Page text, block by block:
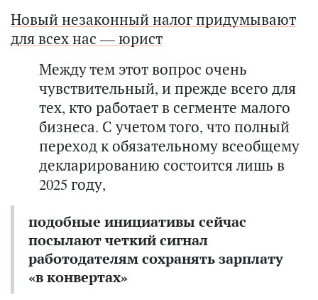
Новый незаконный налог придумывают
для всех нас — юрист
Между тем этот вопрос очень
чувствительный, и прежде всего для
тех, кто работает в сегменте малого
бизнеса. С учетом того, что полный
переход к обязательному всеобщему
декларированию состоится лишь в
2025 году,
подобные инициативы сейчас
посылают четкий сигнал
работодателям сохранять зарплату
«в конвертах»